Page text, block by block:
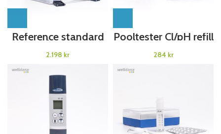
Reference standard
kit, pH f/ pc Checkit
kr
Pooltester Cl/pH refill
CL 0- 3 ppm
kr